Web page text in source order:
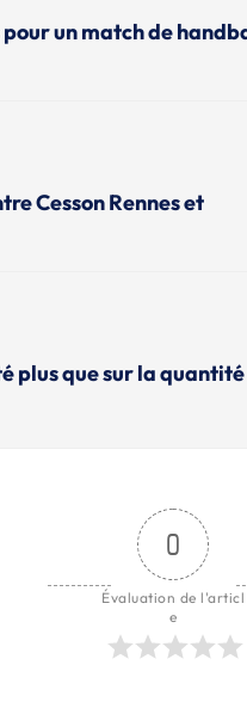
un match de
Cesson Rennes et
plus que sur la quantité
0
Évaluation de l'articl
e